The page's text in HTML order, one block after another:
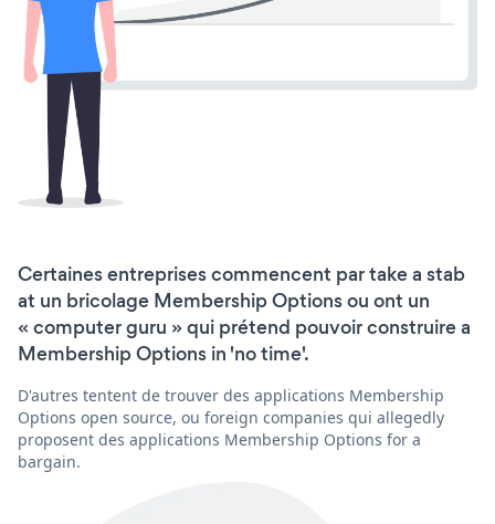
Certaines entreprises commencent par take a stab
at un bricolage Membership Options ou ont un
« computer guru » qui prétend pouvoir construire a
Membership Options in 'no time'.
D'autres tentent de trouver des applications Membership
Options open source, ou foreign companies qui allegedly
proposent des applications Membership Options for a
bargain.